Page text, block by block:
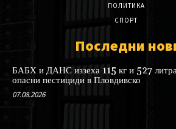
ПОЛИТИКА
СПОРТ
Последни
БАБХ и ДАНС иззеха 115 кг и 527
опасни пестициди в Пловдивско
07.08.2026